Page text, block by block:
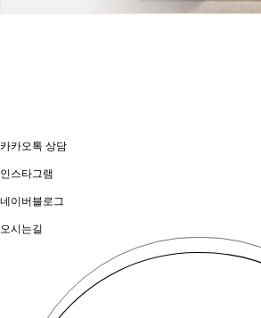
카카오톡 상담
인스타그램
네이버블로그
오시는길